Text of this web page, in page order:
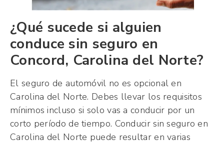
¿Qué sucede si alguien
conduce sin seguro en
Concord, Carolina del Norte?
El seguro de automóvil no es opcional en
Carolina del Norte. Debes llevar los requisitos
mínimos incluso si solo vas a conducir por un
corto período de tiempo. Conducir sin seguro en
Carolina del Norte puede resultar en varias